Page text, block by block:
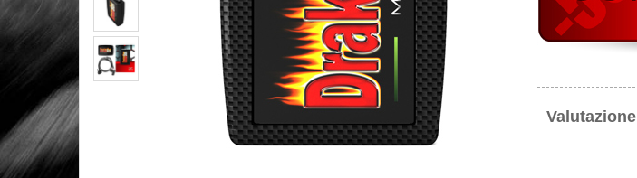
Valutazione